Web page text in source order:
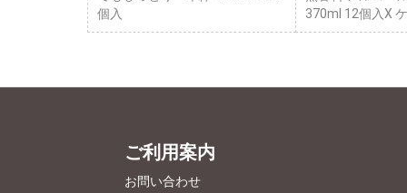
個入
370ml 12個入X
ご利用案内
お問い合わせ